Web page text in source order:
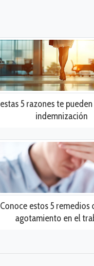
5 razones te
indemnización
Conoce estos 5 remedios
agotamiento en el